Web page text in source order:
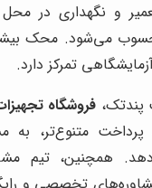
و نگهداری در محل
می‌شود. محک
تمرکز دارد.
پندتک، فروشگاه
پرداخت متنوع‌تر، به
همچنین، تیم